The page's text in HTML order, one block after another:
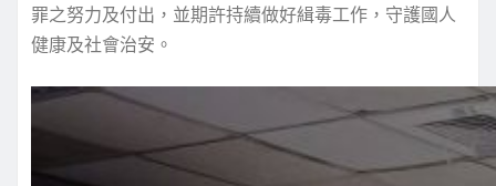
罪之努力及付出，並期許持續做好緝毒工作，守護國人
健康及社會治安。